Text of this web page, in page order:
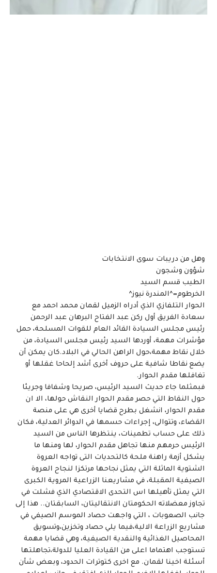
وهل من دريبات سوى الانتخابات
شؤون وشجون
الطيب قسم السيد
الخرطوم=^المندرة نيوز^
الحوار التلفازي الذي أدراه الزميل لقمان محمد احمد مع
سعادة الفريق أول ركن عبد الفتاح البرهان عبد الرحمن
رئيس مجلس السيادة القائد العام للقوات المسلحة، حمل
مؤشرات مهمة، أوردها السيد رئيس مجلس السيادة، من
خلال نقاط مهمة،حول الراهن الحالي في البلاد.كان يمكن أن
يضع نقاطا شافية على حروف أخرى أشد إلحاحا غقلها أو
تغافلها مقدم الحوار.
فبمثلما جاء حديث السيد الرئيس، صريحا وشفافا وجريئا
حول النقاط التي حصر مقدم الحوار النقاش حولها، الا ان
مقدم الحوار، انشغل بطرح قضايا أخرى هي على منصة
القضاء، وتتوالى، إجراءات حسمها في الدوائر العدلية، فكان
ذلك على حساب تطمينات، ينتظرها الناس من السيد
الرئيس حرمهم منها تجاهل مقدم الحوار، لها ومنها ما
يشكل أزمة راهنة ملحة كالتحديات التى تواجه العروة
الشتوية الماثلة التي يمثل نجاحها مرتكزا لنجاح العروة
الصيفية المقبلة، في مشاريعنا الزراعية المروية الكبرى
التي يمثل تأهيلها اس التحدى الاقتصادي الذي فشلت في
تجاوز معضلاته الحكومتان الانتقاليتان، السابقتان.. هذا إلى
جانب الصعوبات ، التي واجهت حصاد الموسم الصيفي في
مشاريع الزراعة الالية،فيما يلي حصاد وتخزين،وتسويق
المحاصيل الغذائية والنقدية الصيفية، وهي قضايا مهمة
تستوجب اهتماما اعلى من القيادة العليا للدولة،تجاهلتها
أسئلة اخينا لقمان. مع اخرى كتوترات الحدود، وبعض شأن